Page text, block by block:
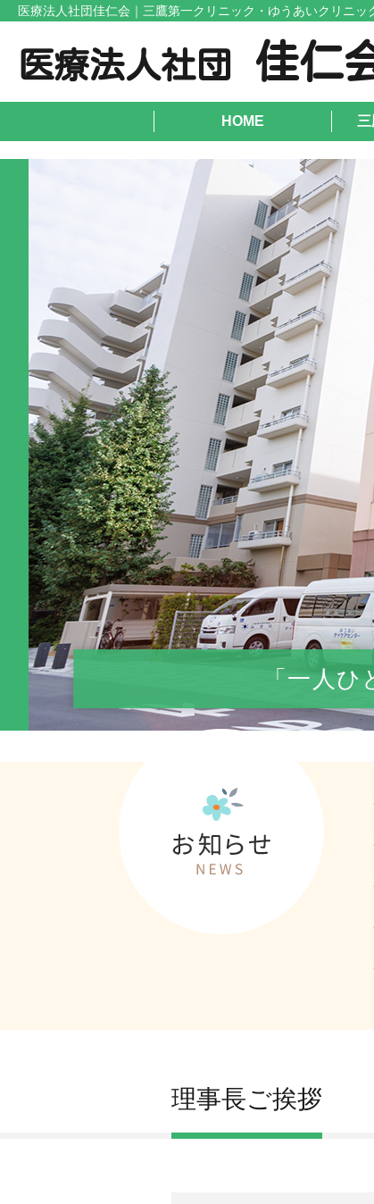
医療法人社団佳仁会｜三鷹第一クリニック・ゆうあいクリニ
医療法人社団 佳仁
HOME
「一人
理事長ご挨拶